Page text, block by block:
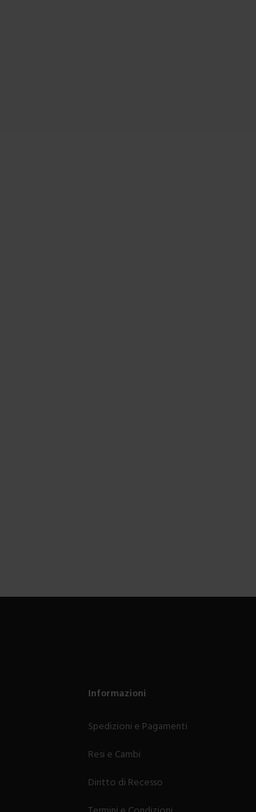
Informazioni
Spedizioni e Pagamenti
Resi e Cambi
Diritto di Recesso